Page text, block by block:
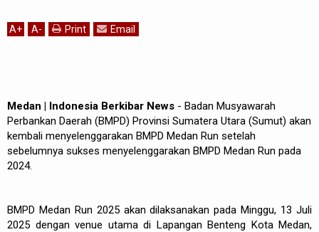
A+ A- Print Email
Medan | Indonesia Berkibar News - Badan Musyawarah
Perbankan Daerah (BMPD) Provinsi Sumatera Utara (Sumut) akan
kembali menyelenggarakan BMPD Medan Run setelah
sebelumnya sukses menyelenggarakan BMPD Medan Run pada
2024.
BMPD Medan Run 2025 akan dilaksanakan pada Minggu, 13 Juli
2025 dengan venue utama di Lapangan Benteng Kota Medan,